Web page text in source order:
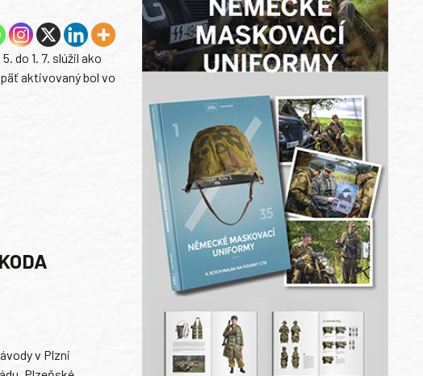
do 1. 7. slúžil ako
aktivovaný bol vo
v Plzni